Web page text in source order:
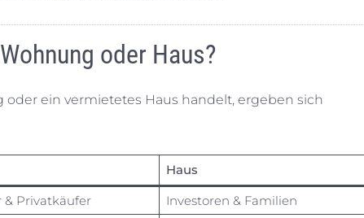
oder Haus?
ein vermietetes Haus handelt, ergeben sich
Haus
& Privatkäufer
Investoren & Familien